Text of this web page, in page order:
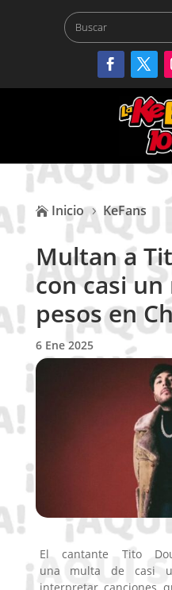
 Inicio 5 KeFans
Multan a
con casi
pesos en
6 Ene 2025
El cantante Tito
una
multa
de casi